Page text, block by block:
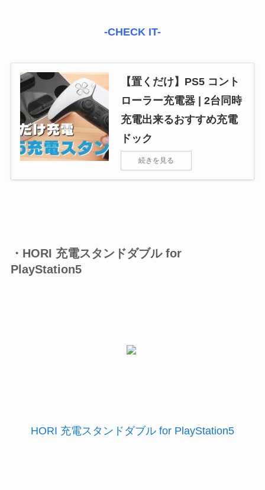
-CHECK IT-
【置くだけ】PS5 コント
ローラー充電器 | 2台同時
充電出来るおすすめ充電
ドック
続きを見る
・HORI 充電スタンドダブル for
PlayStation5
HORI 充電スタンドダブル for PlayStation5